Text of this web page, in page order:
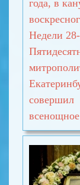
года, в
Недели
совершил